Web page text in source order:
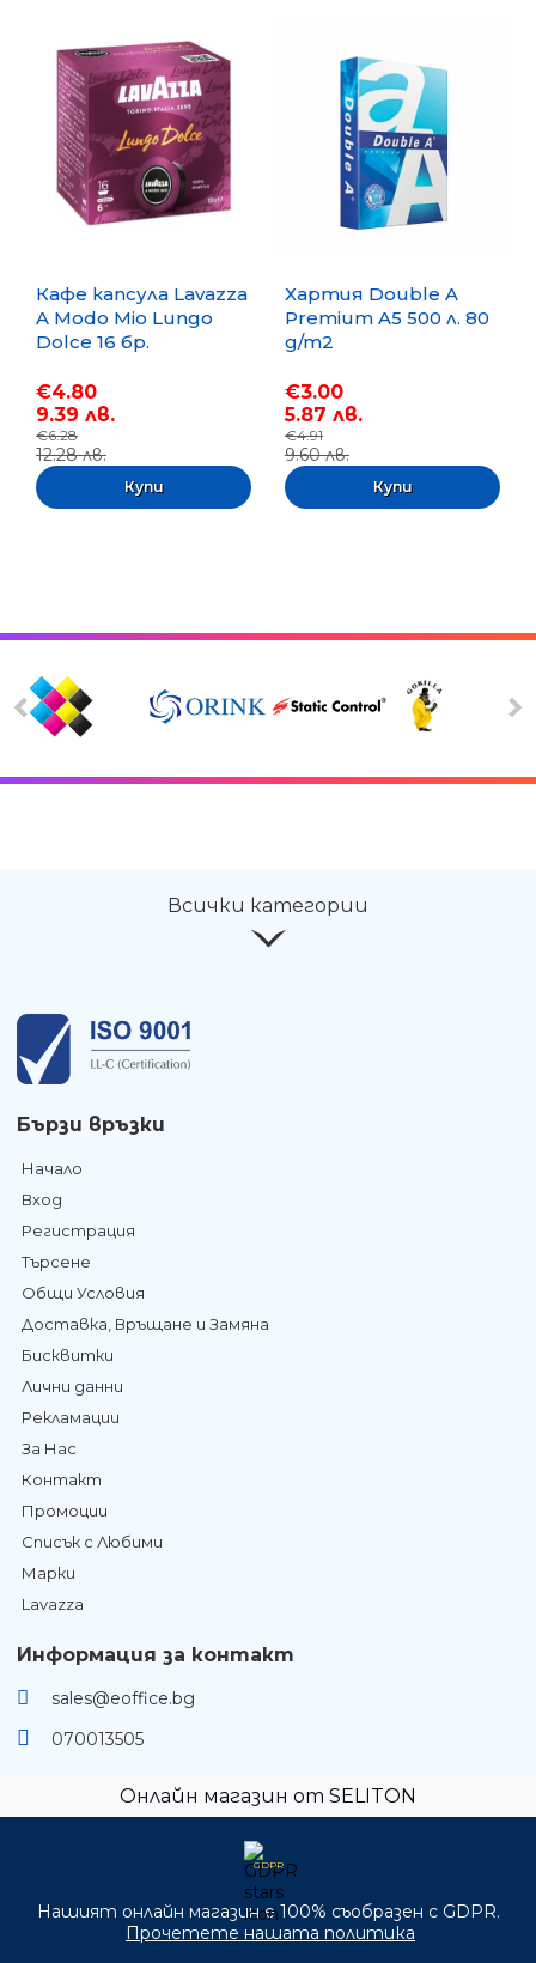
Кафе капсула Lavazza
A Modo Mio Lungo
Dolce 16 бр.
€4.80
9.39 лв.
€6.28
12.28 лв.
Хартия Double A
Premium A5 500 л. 80
g/m2
€3.00
5.87 лв.
€4.91
9.60 лв.
Всички категории
Бързи връзки
Начало
Вход
Регистрация
Търсене
Общи Условия
Доставка, Връщане и Замяна
Бисквитки
Лични данни
Рекламации
За Нас
Контакт
Промоции
Списък с Любими
Марки
Lavazza
Информация за контакт
sales@eoffice.bg
070013505
Онлайн магазин от SELITON
GDPR
Нашият онлайн магазин е 100% съобразен с GDPR.
Прочетете нашата политика